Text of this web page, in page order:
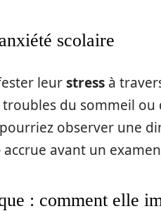
scolaire
leurstress à
du sommeil
observer une
accrue avant un
: comment elle